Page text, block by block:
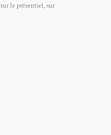
le présentiel, sur